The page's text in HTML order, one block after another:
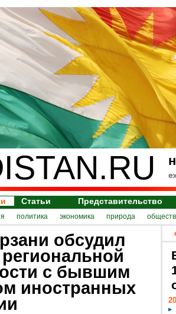
Статьи Представительство
политика экономика природа
обсудил
с бывшим
иностранных